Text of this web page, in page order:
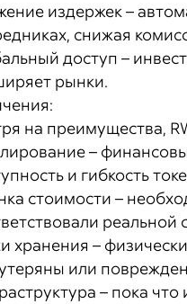
издержек –
снижая
доступ –
рынки.
на преимущества,
–
и гибкость
стоимости –
реальной
хранения –
или
– пока